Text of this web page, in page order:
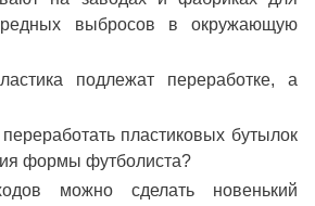
выбросов в окружающую
подлежат переработке, а
пластиковых бутылок
формы футболиста?
можно сделать новенький